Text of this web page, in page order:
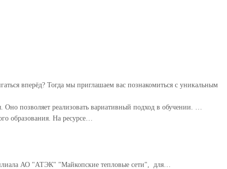
вперёд? Тогда мы приглашаем вас познакомиться с уникальным
позволяет реализовать вариативный подход в обучении. ⁣…
образования. На ресурсе…
АО "АТЭК" "Майкопские тепловые сети", для…